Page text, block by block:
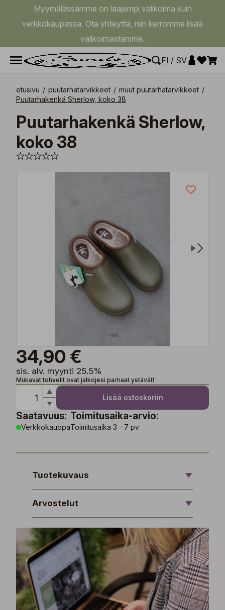
Myymälässämme on laajempi valikoima kuin
verkkokaupassa. Ota yhteyttä, niin kerromme lisää
valikoimastamme.
FI / SV
etusivu / puutarhatarvikkeet / muut puutarhatarvikkeet /
Puutarhakenkä Sherlow, koko 38
Puutarhakenkä Sherlow,
koko 38
34,90 €
sis. alv. myynti 25.5%
Mukavat tohvelit ovat jalkojesi parhaat ystävät!
Lisää ostoskoriin
Saatavuus:
Verkkokauppa
Toimitusaika-arvio:
Toimitusaika 3 - 7 pv
Tuotekuvaus
Arvostelut